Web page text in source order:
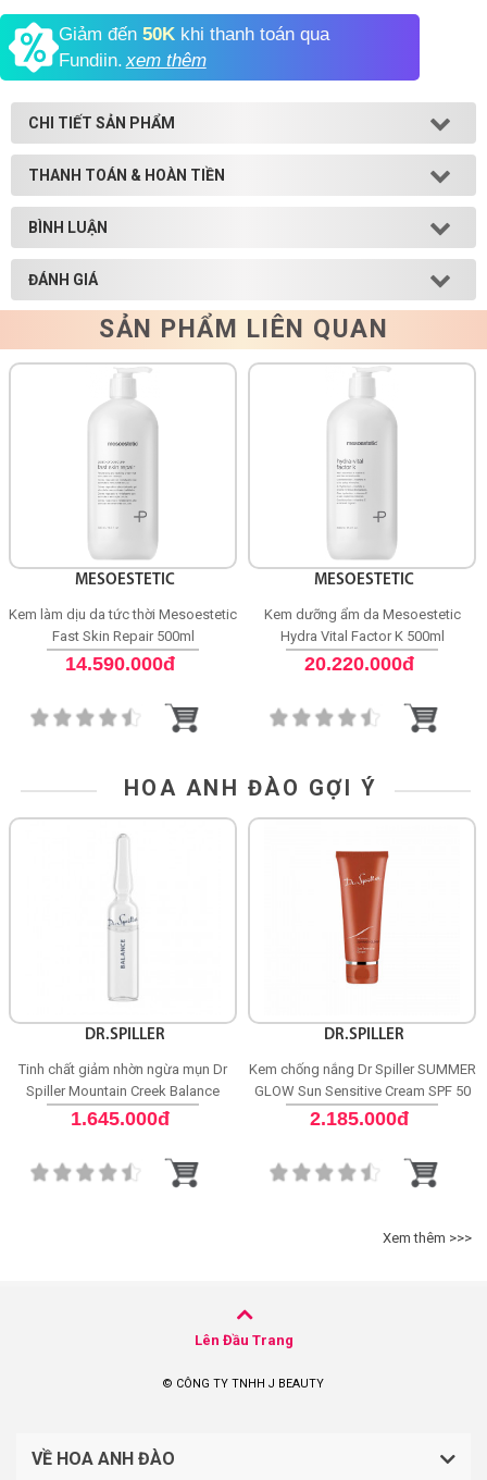
Shop All Brand A-
Z
Giảm đến 50K khi thanh toán qua
Fundiin. xem thêm
CHI TIẾT SẢN PHẨM
THANH TOÁN & HOÀN TIỀN
BÌNH LUẬN
ĐÁNH GIÁ
SẢN PHẨM LIÊN QUAN
MESOESTETIC
Kem làm dịu da tức thời Mesoestetic
Fast Skin Repair 500ml
14.590.000đ
MESOESTETIC
Kem dưỡng ẩm da Mesoestetic
Hydra Vital Factor K 500ml
20.220.000đ
HOA ANH ĐÀO GỢI Ý
DR.SPILLER
Tinh chất giảm nhờn ngừa mụn Dr
Spiller Mountain Creek Balance
Purifying Ampoule
1.645.000đ
DR.SPILLER
Kem chống nắng Dr Spiller SUMMER
GLOW Sun Sensitive Cream SPF 50
2.185.000đ
Xem thêm >>>
Lên Đầu Trang
© CÔNG TY TNHH J BEAUTY
VỀ HOA ANH ĐÀO